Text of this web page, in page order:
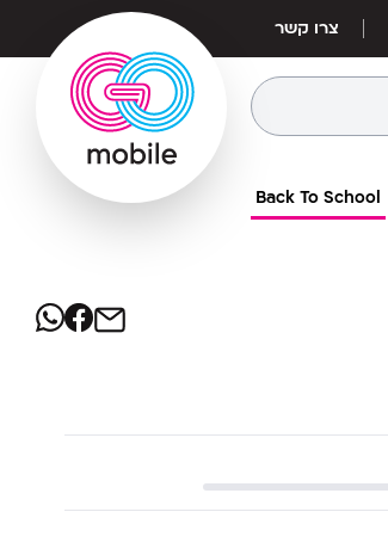
צרו קשר
Back To School